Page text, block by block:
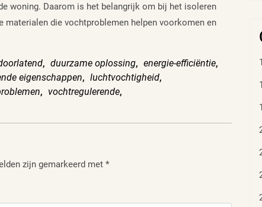
woning. Daarom is het belangrijk om bij het isoleren
materialen die vochtproblemen helpen voorkomen en
, duurzame oplossing, energie-efficiëntie,
eigenschappen, luchtvochtigheid,
, vochtregulerende,
zijn gemarkeerd met *